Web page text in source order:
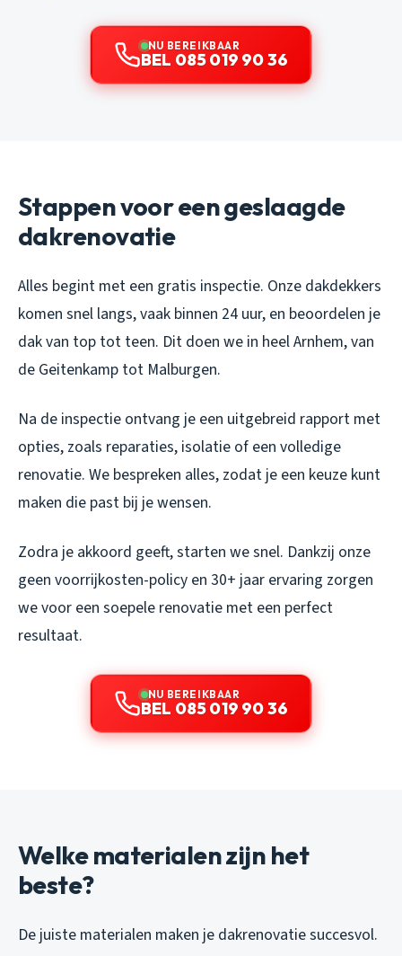
NU BEREIKBAAR
BEL 085 019 90 36
Stappen voor een geslaagde
dakrenovatie
Alles begint met een gratis inspectie. Onze dakdekkers
komen snel langs, vaak binnen 24 uur, en beoordelen je
dak van top tot teen. Dit doen we in heel Arnhem, van
de Geitenkamp tot Malburgen.
Na de inspectie ontvang je een uitgebreid rapport met
opties, zoals reparaties, isolatie of een volledige
renovatie. We bespreken alles, zodat je een keuze kunt
maken die past bij je wensen.
Zodra je akkoord geeft, starten we snel. Dankzij onze
geen voorrijkosten-policy en 30+ jaar ervaring zorgen
we voor een soepele renovatie met een perfect
resultaat.
NU BEREIKBAAR
BEL 085 019 90 36
Welke materialen zijn het
beste?
De juiste materialen maken je dakrenovatie succesvol.